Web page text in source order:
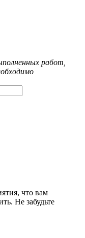
работ,
что вам
Не забудьте